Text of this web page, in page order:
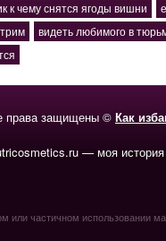
к чему снятся ягоды вишни
видеть любимого в
права защищены © Как
— моя
или частичном использовании